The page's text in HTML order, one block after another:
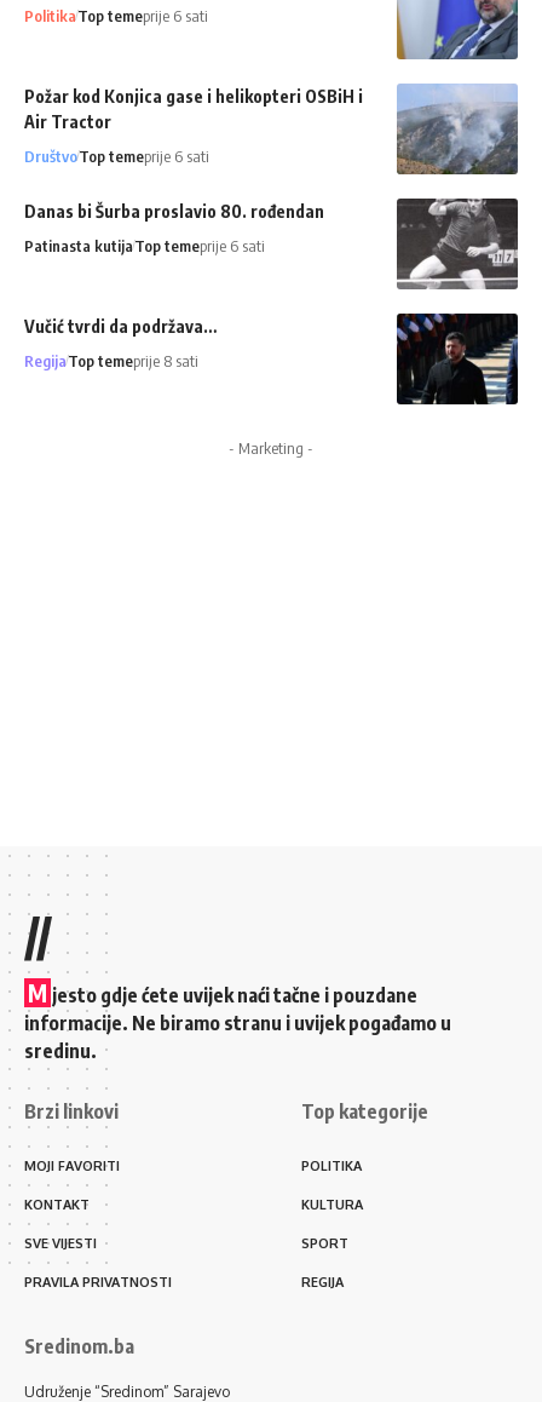
PolitikaTop temeprije 6 sati
Požar kod Konjica gase i helikopteri OSBiH i
Air Tractor
DruštvoTop temeprije 6 sati
Danas bi Šurba proslavio 80. rođendan
Patinasta kutijaTop temeprije 6 sati
Vučić tvrdi da podržava…
RegijaTop temeprije 8 sati
- Marketing -
//
M jesto gdje ćete uvijek naći tačne i pouzdane
informacije. Ne biramo stranu i uvijek pogađamo u
sredinu.
Brzi linkovi
MOJI FAVORITI
KONTAKT
SVE VIJESTI
PRAVILA PRIVATNOSTI
Top kategorije
POLITIKA
KULTURA
SPORT
REGIJA
Sredinom.ba
Udruženje “Sredinom” Sarajevo